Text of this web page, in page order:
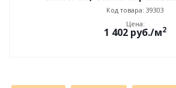
Код товара: 39303
Цена:
1 402 руб./м2